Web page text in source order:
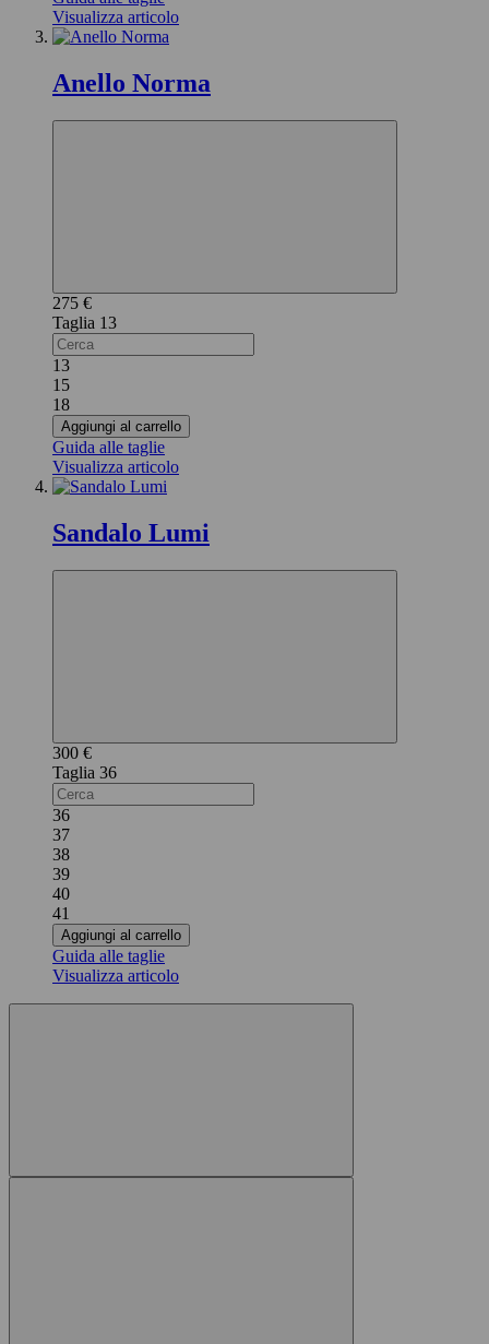
Visualizza articolo
Anello Norma
275 €
13
13
15
18
Aggiungi al carrello
Guida alle taglie
Visualizza articolo
Sandalo Lumi
300 €
36
36
37
38
39
40
41
Aggiungi al carrello
Guida alle taglie
Visualizza articolo